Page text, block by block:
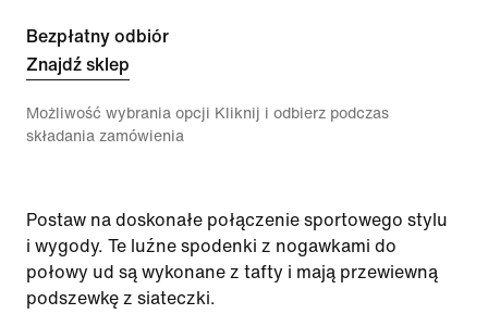
Bezpłatny odbiór
Znajdź sklep
Możliwość wybrania opcji Kliknij i odbierz podczas
składania zamówienia
Postaw na doskonałe połączenie sportowego stylu
i wygody. Te luźne spodenki z nogawkami do
połowy ud są wykonane z tafty i mają przewiewną
podszewkę z siateczki.